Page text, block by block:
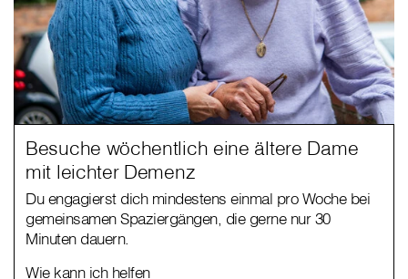
Besuche wöchentlich eine ältere Dame
mit leichter Demenz
Du engagierst dich mindestens einmal pro Woche bei
gemeinsamen Spaziergängen, die gerne nur 30
Minuten dauern.
Wie kann ich helfen